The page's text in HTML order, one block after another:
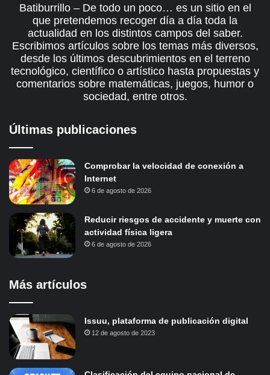
Batiburrillo – De todo un poco… es un sitio en el
que pretendemos recoger día a día toda la
actualidad en los distintos campos del saber.
Escribimos artículos sobre los temas más diversos,
desde los últimos descubrimientos en el terreno
tecnológico, científico o artístico hasta propuestas y
comentarios sobre matemáticas, juegos, humor o
sociedad, entre otros.
Últimas publicaciones
Comprobar la velocidad de conexión a
Internet
6 de agosto de 2026
Reducir riesgos de accidente y muerte con
actividad física ligera
6 de agosto de 2026
Más artículos
Issuu, plataforma de publicación digital
12 de agosto de 2023